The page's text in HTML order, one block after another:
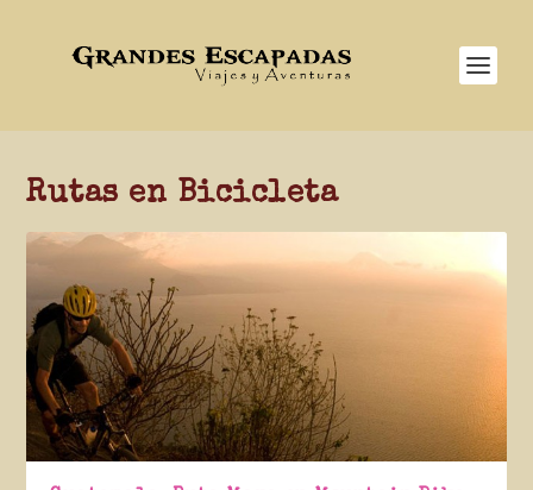
Rutas en Bicicleta